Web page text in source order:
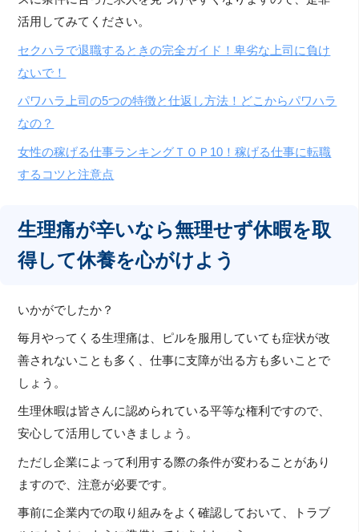
活用してみてください。
セクハラで退職するときの完全ガイド！卑劣な上司に負け
ないで！
パワハラ上司の5つの特徴と仕返し方法！どこからパワハラ
なの？
女性の稼げる仕事ランキングＴＯＰ10！稼げる仕事に転職
するコツと注意点
生理痛が辛いなら無理せず休暇を取
得して休養を心がけよう
いかがでしたか？
毎月やってくる生理痛は、ピルを服用していても症状が改
善されないことも多く、仕事に支障が出る方も多いことで
しょう。
生理休暇は皆さんに認められている平等な権利ですので、
安心して活用していきましょう。
ただし企業によって利用する際の条件が変わることがあり
ますので、注意が必要です。
事前に企業内での取り組みをよく確認しておいて、トラブ